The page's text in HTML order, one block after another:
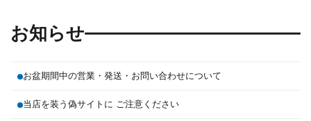
お知らせ
お盆期間中の営業・発送・お問い合わせについて
当店を装う偽サイトに ご注意ください